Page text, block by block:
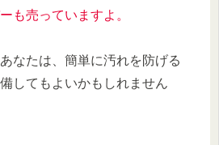
も売っていますよ。
なたは、簡単に汚れを防げる
してもよいかもしれません